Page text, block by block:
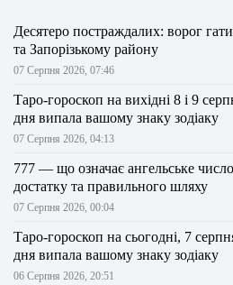
Десятеро постраждалих: ворог
та Запорізькому району
07 Серпня 2026, 07:46
Таро-гороскоп на вихідні 8 і 9
дня випала вашому знаку зодіаку
07 Серпня 2026, 04:13
777 — що означає ангельське
достатку та правильного шляху
07 Серпня 2026, 00:04
Таро-гороскоп на сьогодні, 7
дня випала вашому знаку зодіаку
06 Серпня 2026, 20:51